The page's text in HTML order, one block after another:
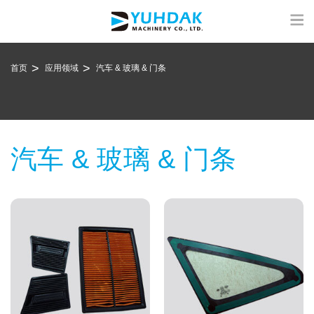
首页 应用领域 汽车 & 玻璃 & 门条
汽车 & 玻璃 & 门条